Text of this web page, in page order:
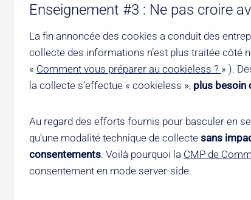
Enseignement #3 : Ne pas croire
La fin annoncée des cookies a conduit des
collecte des informations n’est plus traitée côté
« Comment vous préparer au cookieless ? » ).
la collecte s’effectue « cookieless », plus besoin
Au regard des efforts fournis pour basculer en
qu’une modalité technique de collecte sans
consentements. Voilà pourquoi la CMP de
consentement en mode server-side.